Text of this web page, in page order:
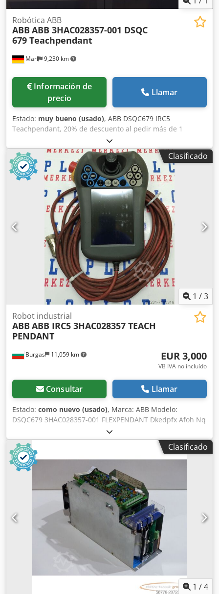
Marl 9,230 km
Robótica ABB
ABB ABB 3HAC028357-001 DSQC
679 Teachpendant
Información de
precio
Llamar
Estado: muy bueno (usado), ABB DSQC679 IRC5
Teachpendant, 20% de descuento al pedir más de 1
unidad Dsdpfjyl Avksx Aflokr DESARROLLO DE GSG
ROBOTICS GSG Robotics GmbH, fundada en 2005 en
Gütersloh, tiene su sede en Marl desde 2015 con una
amplia área de servicio para el mantenimiento y
reparación de robots. A lo largo de los años, nos hemos
convertido en un socio integral en todo lo relacionado con
robots industriales y tecnología de automatización. Somos
proveedor de servicios completos para los dos reconocidos
fabricantes de robots ABB y Fanuc.
Clasificado
1 /3
Burgas 11,059 km
Robot industrial
ABB ABB IRC5 3HAC028357 TEACH
PENDANT
EUR 3,000
VB IVA no incluído
Consultar Llamar
Estado: como nuevo (usado), Marca: ABB Modelo:
DSQC679 3HAC028357-001 FLEXPENDANT Dkedpfx Afoh Nq
Hpoler Estado: USADO Envío: NO incluido en el precio
Pago: Pago del 100 % antes de la recogida Si necesita otros
modelos o más robots, póngase en contacto con nosotros.
Siempre tenemos muchos robots disponibles en nuestras
instalaciones de Bulgaria y Turquía.
Clasificado
1 /4